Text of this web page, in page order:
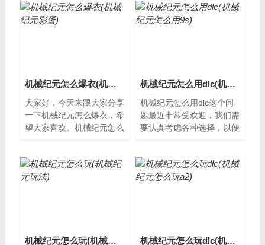
机械纪元怎么爆衣(机械纪元彩蛋)
大家好，今天来跟大家分享
一下机械纪元怎么爆衣，希
望大家喜欢。机械纪元怎么
其中一种特...
机械纪元怎么用dlc(机械纪元怎么用9s)
机械纪元怎么用dlc这个问
题最近非常受欢迎，我们需
要认真考虑各种选择，以便
一款由Parad...
机械纪元怎么玩(机械纪元玩法) 机械纪元怎么玩dlc(机械纪元怎么玩a2)